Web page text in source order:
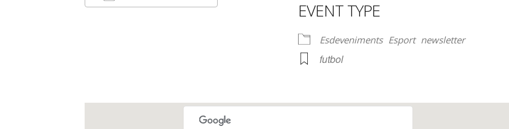
Google Calendar iCalendar
EVENT TYPE
Esdeveniments Esport newsletter
futbol